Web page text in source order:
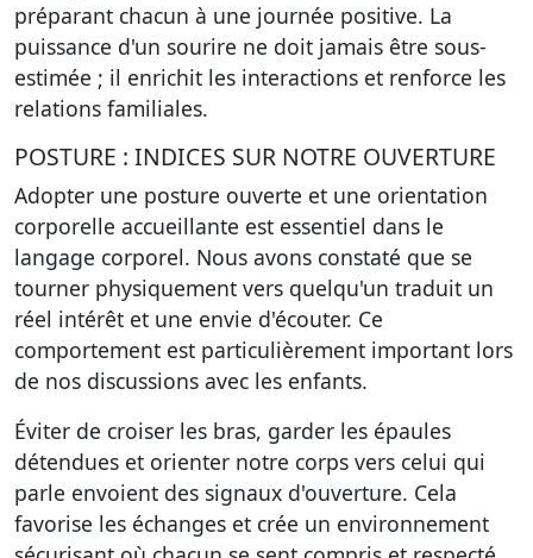
préparant chacun à une journée positive. La
puissance d'un sourire ne doit jamais être sous-
estimée ; il enrichit les interactions et renforce les
relations familiales.
POSTURE : INDICES SUR NOTRE OUVERTURE
Adopter une posture ouverte et une orientation
corporelle accueillante est essentiel dans le
langage corporel. Nous avons constaté que se
tourner physiquement vers quelqu'un traduit un
réel intérêt et une envie d'écouter. Ce
comportement est particulièrement important lors
de nos discussions avec les enfants.
Éviter de croiser les bras, garder les épaules
détendues et orienter notre corps vers celui qui
parle envoient des signaux d'ouverture. Cela
favorise les échanges et crée un environnement